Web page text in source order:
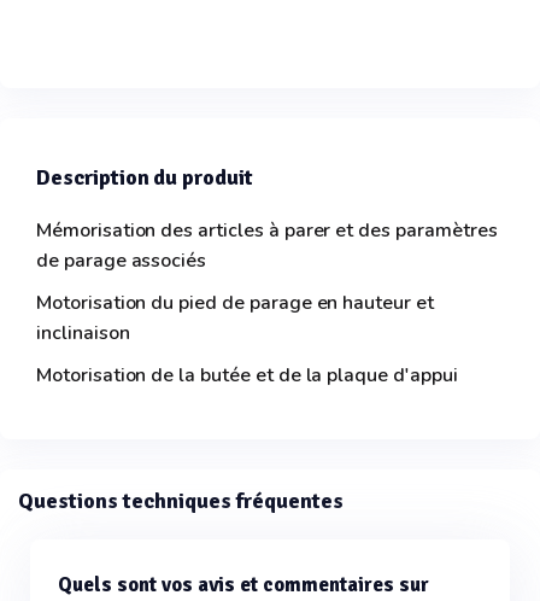
Description du produit
Mémorisation des articles à parer et des paramètres
de parage associés
Motorisation du pied de parage en hauteur et
inclinaison
Motorisation de la butée et de la plaque d'appui
Questions techniques fréquentes
Quels sont vos avis et commentaires sur